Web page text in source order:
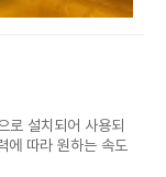
로 설치되어 사용되
에 따라 원하는 속도